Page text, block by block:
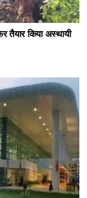
तैयार किया अस्थायी